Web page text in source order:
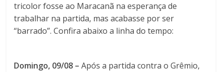
tricolor fosse ao Maracanã na esperança de
trabalhar na partida, mas acabasse por ser
“barrado”. Confira abaixo a linha do tempo:
Domingo, 09/08 – Após a partida contra o Grêmio,